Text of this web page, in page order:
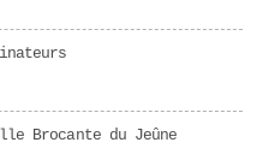
Brocante du Jeûne